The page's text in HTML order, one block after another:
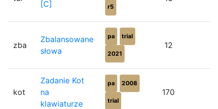
[C]
r5
zba
Zbalansowane
słowa
pa trial
2021
12
kot
Zadanie Kot
na
klawiaturze
pa 2008
trial
170